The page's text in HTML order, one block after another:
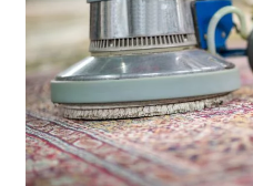
Gresik
Profesional